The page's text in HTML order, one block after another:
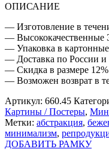
ОПИСАНИЕ
— Изготовление в
—
— Упаковка в
— Доставка по России
— Скидка в размере
— Возможен возврат в
Артикул: 660.45
Картины / Постеры,
Метки: абстракция,
минимализм,
ДОБАВИТЬ РАМКУ